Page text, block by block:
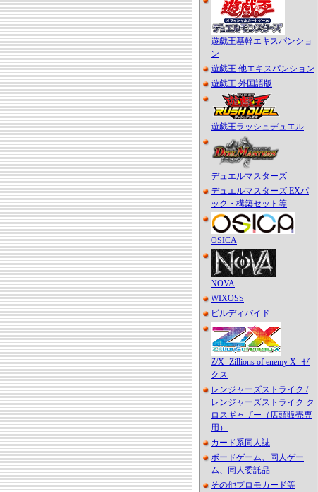
遊戯王基幹エキスパンショ
ン
遊戯王 他エキスパンション
遊戯王 外国語版
遊戯王ラッシュデュエル
デュエルマスターズ
デュエルマスターズ EXパ
ック・構築セット等
OSICA
NOVA
WIXOSS
ビルディバイド
Z/X -Zillions of enemy X- ゼ
クス
レンジャーズストライク /
レンジャーズストライク ク
ロスギャザー（店頭販売専
用）
カード系同人誌
ボードゲーム、同人ゲー
ム、同人委託品
その他プロモカード等